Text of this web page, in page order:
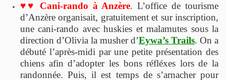
♥♥ Cani-rando à Anzère. L’office de tourisme
d’Anzère organisait, gratuitement et sur inscription,
une cani-rando avec huskies et malamutes sous la
direction d’Olivia la musher d’Eywa’s Trails. On a
débuté l’après-midi par une petite présentation des
chiens afin d’adopter les bons réfléxes lors de la
randonnée. Puis, il est temps de s’arnacher pour